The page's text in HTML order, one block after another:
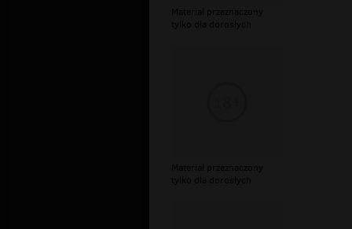
Materiał przeznaczony
tylko dla dorosłych
Materiał przeznaczony
tylko dla dorosłych